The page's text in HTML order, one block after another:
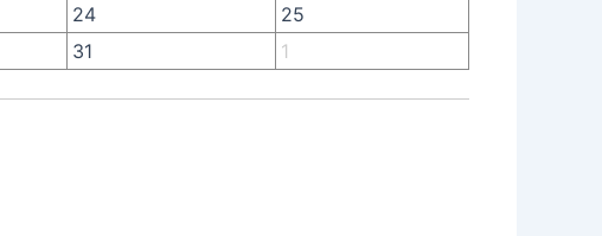
24
25
31 1